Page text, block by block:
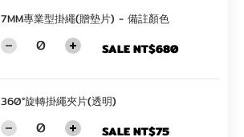
7MM專業型掛繩(贈墊片) - 備註顏色
SALE NT$680
360°旋轉掛繩夾片(透明)
SALE NT$75